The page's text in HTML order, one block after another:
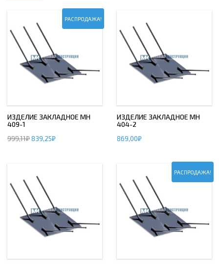
РАСПРОДАЖА!
ИЗДЕЛИЕ ЗАКЛАДНОЕ МН
409-1
999,11₽839,25₽
ИЗДЕЛИЕ ЗАКЛАДНОЕ МН
404-2
869,00₽
РАСПРОДАЖА!